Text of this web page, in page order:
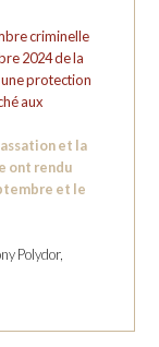
criminelle
2024 de la
une protection
aux
et la
ont rendu
et le
Polydor,